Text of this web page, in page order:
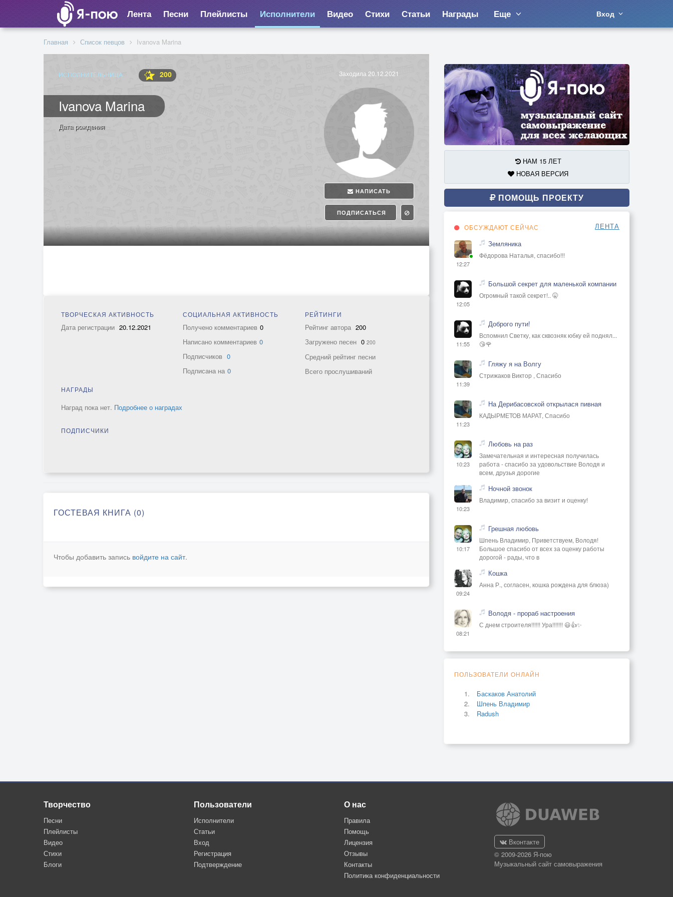
Лента Песни Плейлисты Исполнители Видео Стихи Статьи Награды Еще Вход
Главная Список певцов Ivanova Marina
ИСПОЛНИТЕЛЬНИЦА 200
Ivanova Marina
Заходила 20.12.2021
НАПИСАТЬ
ПОДПИСАТЬСЯ
Дата рождения
ТВОРЧЕСКАЯ АКТИВНОСТЬ
Дата регистрации 20.12.2021
СОЦИАЛЬНАЯ АКТИВНОСТЬ
Получено комментариев 0
Написано комментариев 0
Подписчиков 0
Подписана на 0
РЕЙТИНГИ
Рейтинг автора 200
Загружено песен 0 200
Средний рейтинг песни
Всего прослушиваний
НАГРАДЫ
Наград пока нет. Подробнее о наградах
ПОДПИСЧИКИ
ГОСТЕВАЯ КНИГА (0)
Чтобы добавить запись войдите на сайт.
НАМ 15 ЛЕТ
НОВАЯ ВЕРСИЯ
ПОМОЩЬ ПРОЕКТУ
ОБСУЖДАЮТ СЕЙЧАС ЛЕНТА
12:27
Земляника
Фёдорова Наталья, спасибо!!!
12:05
Большой секрет для маленькой компании
Огромный такой секрет!.. 🤫
11:55
Доброго пути!
Вспомнил Светку, как сквозняк юбку ей поднял...
😘🌹
11:39
Гляжу я на Волгу
Стрижаков Виктор , Спасибо
11:23
На Дерибасовской открылася пивная
КАДЫРМЕТОВ МАРАТ, Спасибо
10:23
Любовь на раз
Замечательная и интересная получилась
работа - спасибо за удовольствие Володя и
всем, друзья дорогие
10:23
Ночной звонок
Владимир, спасибо за визит и оценку!
10:17
Грешная любовь
Шпень Владимир, Приветствуем, Володя!
Большое спасибо от всех за оценку работы
дорогой - рады, что в
09:24
Кошка
Анна Р., согласен, кошка рождена для блюза)
08:21
Володя - прораб настроения
С днем строителя!!!!!! Ура!!!!!!! 😃👍✨
ПОЛЬЗОВАТЕЛИ ОНЛАЙН
Баскаков Анатолий
Шпень Владимир
Radush
Творчество
Песни
Плейлисты
Видео
Стихи
Блоги
Пользователи
Исполнители
Статьи
Вход
Регистрация
Подтверждение
О нас
Правила
Помощь
Лицензия
Отзывы
Контакты
Политика конфиденциальности
Вконтакте
© 2009-2026 Я-пою
Музыкальный сайт самовыражения